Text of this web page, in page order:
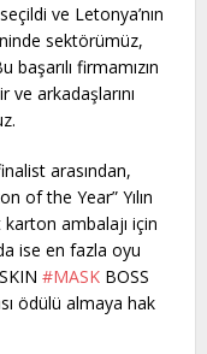
ve Letonya’nın
sektörümüz,
firmamızın
ve arkadaşlarını
arasından,
of the Year” Yılın
ambalajı için
ise en fazla oyu
#MASKBOSS
ödülü almaya hak